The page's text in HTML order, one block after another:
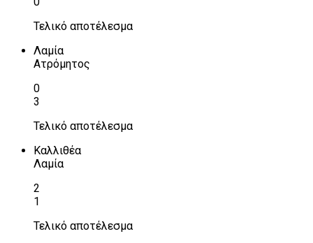
Τελικό αποτέλεσμα
Λαμία
Ατρόμητος
0
3
Τελικό αποτέλεσμα
Καλλιθέα
Λαμία
2
1
Τελικό αποτέλεσμα